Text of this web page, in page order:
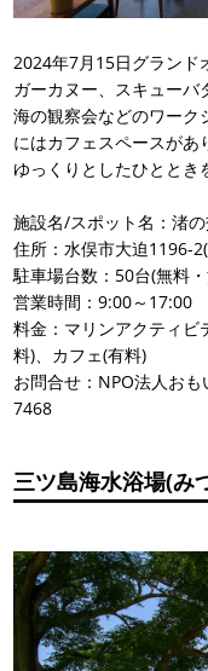
2024年7月15日グランド
ガーカヌー、スキュー
海の観察会などのワーク
にはカフェスペースがあ
ゆっくりとしたひととき
施設名/スポット名：渚
住所：水俣市大迫1196-
駐車場台数：50台(無料
営業時間：9:00～17:00
料金：マリンアクティビ
料)、カフェ(有料)
お問合せ：NPO法人お
7468
三ツ島海水浴場(み